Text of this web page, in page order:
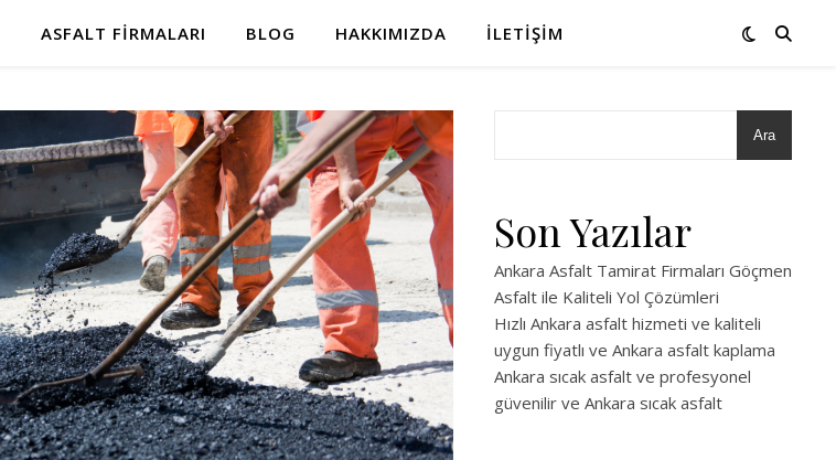
ASFALT FIRMALARI BLOG HAKKIMIZDA İLETIŞIM
Ara
Son Yazılar
Ankara Asfalt Tamirat Firmaları Göçmen
Asfalt ile Kaliteli Yol Çözümleri
Hızlı Ankara asfalt hizmeti ve kaliteli
uygun fiyatlı ve Ankara asfalt kaplama
Ankara sıcak asfalt ve profesyonel
güvenilir ve Ankara sıcak asfalt